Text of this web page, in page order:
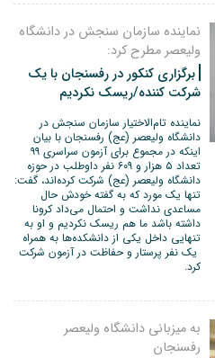
نماینده سازمان سنجش در دانشگاه
ولیعصر مطرح کرد:
برگزاری کنکور در رفسنجان با یک
شرکت کننده/ریسک نکردیم
نماینده تام‌الاختیار سازمان سنجش در
دانشگاه ولیعصر (عج) رفسنجان با بیان
اینکه در مجموع برای آزمون سراسری ۹۹
تعداد ۵ هزار و ۶۰۹ نفر داوطلب در حوزه
دانشگاه ولیعصر (عج) شرکت کرده‌اند، گفت:
تنها یک مورد که به گفته خودش حال
مساعدی نداشت و احتمال می‌داد کرونا
داشته باشد ما هم ریسک نکردیم و او به
تنهایی داخل یکی از دانشکده‌ها به همراه
یک نفر پرستار و حفاظت در آزمون شرکت
کرد.
به میزبانی دانشگاه ولیعصر
رفسنجان